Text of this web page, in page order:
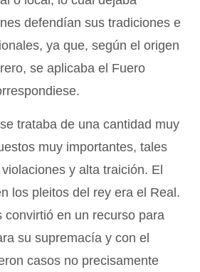
defendían sus tradiciones e
ya que, según el origen
se aplicaba el Fuero
trataba de una cantidad muy
muy importantes, tales
y alta traición. El
los pleitos del rey era el Real.
convirtió en un recurso para
su supremacía y con el
casos no precisamente